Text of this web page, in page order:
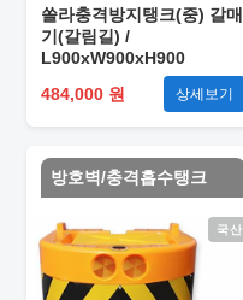
쏠라충격방지탱크(중) 갈매
기(갈림길) /
L900xW900xH900
484,000 원
상세보기
방호벽/충격흡수탱크
국산